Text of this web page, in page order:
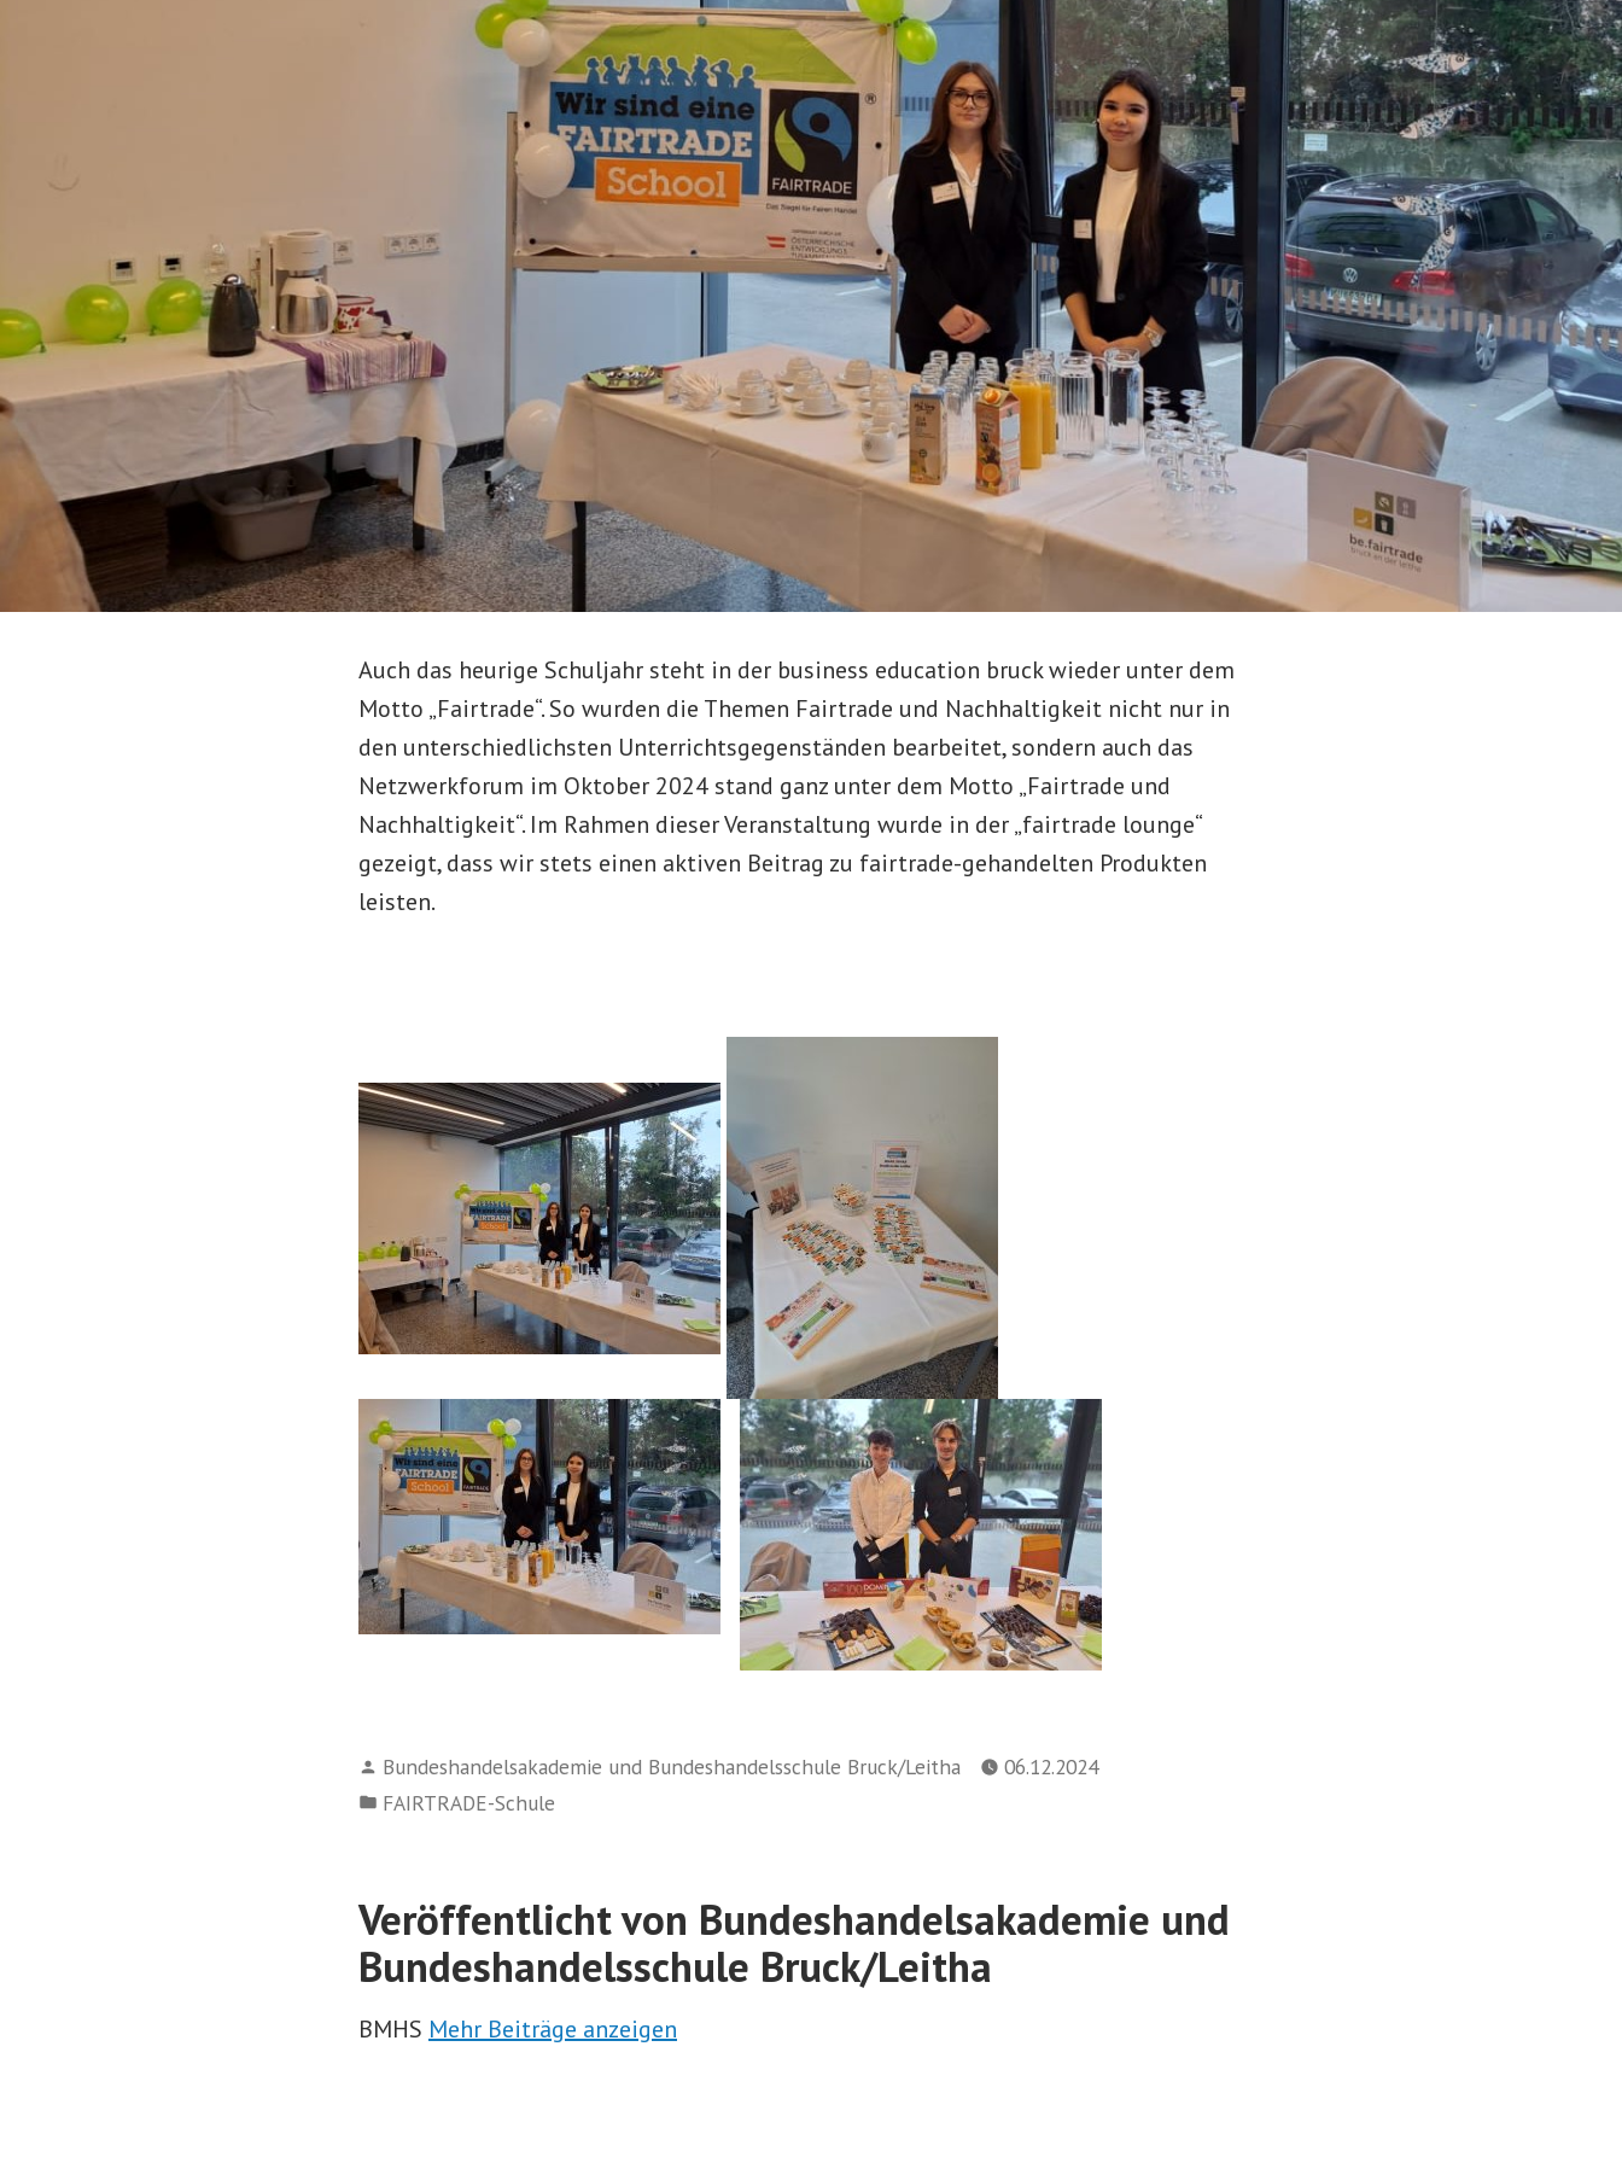
Auch das heurige Schuljahr steht in der business education bruck wieder unter dem
Motto „Fairtrade“. So wurden die Themen Fairtrade und Nachhaltigkeit nicht nur in
den unterschiedlichsten Unterrichtsgegenständen bearbeitet, sondern auch das
Netzwerkforum im Oktober 2024 stand ganz unter dem Motto „Fairtrade und
Nachhaltigkeit“. Im Rahmen dieser Veranstaltung wurde in der „fairtrade lounge“
gezeigt, dass wir stets einen aktiven Beitrag zu fairtrade-gehandelten Produkten
leisten.
Verfasst
von
Bundeshandelsakademie und Bundeshandelsschule Bruck/Leitha
06.12.2024
Veröffentlicht
FAIRTRADE-Schule
Veröffentlicht von Bundeshandelsakademie und
Bundeshandelsschule Bruck/Leitha
BMHS Mehr Beiträge anzeigen